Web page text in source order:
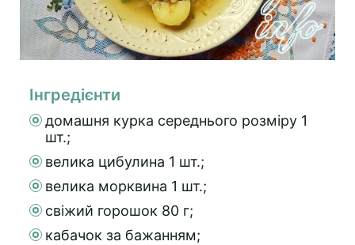
Інгредієнти
домашня курка середнього розміру 1
шт.;
велика цибулина 1 шт.;
велика морквина 1 шт.;
свіжий горошок 80 г;
кабачок за бажанням;